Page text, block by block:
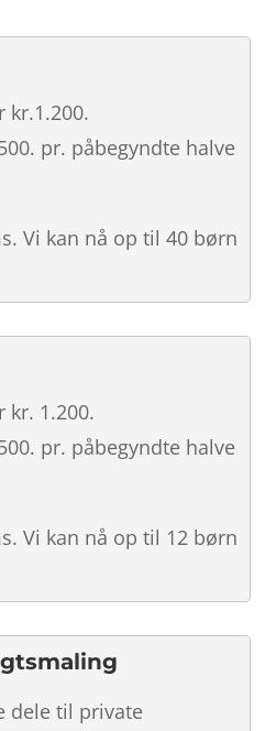
kr.1.200.
pr. påbegyndte halve
Vi kan nå op til 40 børn
kr. 1.200.
pr. påbegyndte halve
Vi kan nå op til 12 børn
dele til private